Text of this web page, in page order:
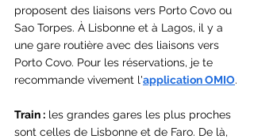
proposent des liaisons vers Porto Covo ou
Sao Torpes. À Lisbonne et à Lagos, il y a
une gare routière avec des liaisons vers
Porto Covo. Pour les réservations, je te
recommande vivement l'application OMIO.
Train : les grandes gares les plus proches
sont celles de Lisbonne et de Faro. De là,